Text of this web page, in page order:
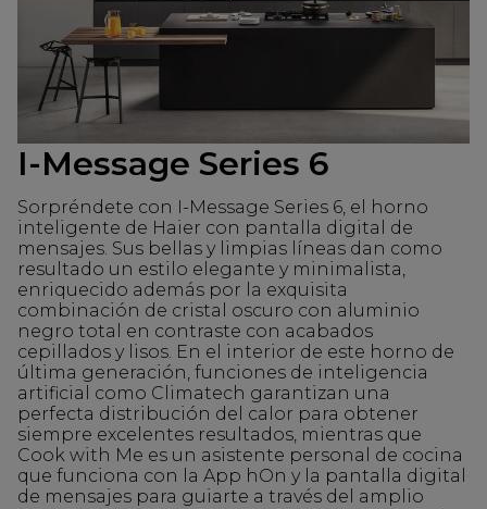
I-Message Series 6
Sorpréndete con I-Message Series 6, el horno
inteligente de Haier con pantalla digital de
mensajes. Sus bellas y limpias líneas dan como
resultado un estilo elegante y minimalista,
enriquecido además por la exquisita
combinación de cristal oscuro con aluminio
negro total en contraste con acabados
cepillados y lisos. En el interior de este horno de
última generación, funciones de inteligencia
artificial como Climatech garantizan una
perfecta distribución del calor para obtener
siempre excelentes resultados, mientras que
Cook with Me es un asistente personal de cocina
que funciona con la App hOn y la pantalla digital
de mensajes para guiarte a través del amplio